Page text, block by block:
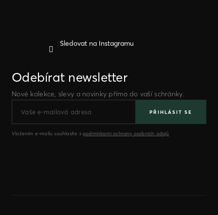
Sledovat na Instagramu
Odebírat newsletter
Nové kolekce, slevy a novinky přímo do vaší schránky.
PŘIHLÁSIT SE
Vložením e-mailu souhlasíte s podmínkami ochrany osobních údajů